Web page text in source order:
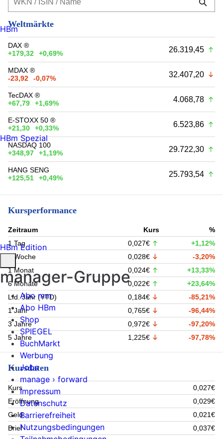
Weltmärkte
DAX ®
+179,32
+0,69% 26.319,45
MDAX ®
-23,92
-0,07% 32.407,20
TecDAX ®
+67,79
+1,69% 4.068,78
E-STOXX 50 ®
+21,30
+0,33% 6.523,86
NASDAQ 100
+348,97
+1,19% 29.722,30
HANG SENG
+125,51
+0,49% 25.793,54
Kursperformance
Zeitraum Kurs
%
1 Tag
0,027€
+1,12%
1 Woche
0,028€
-3,20%
1 Monat
0,024€
+13,33%
6 Monate
0,022€
+23,64%
Lfd. Jahr (YTD)
0,184€
-85,21%
1 Jahr
0,765€
-96,44%
3 Jahre
0,972€
-97,20%
5 Jahre
1,225€ -97,78%
Kursdaten
Kurs
0,027€
Eröffnung
0,029€
Geld
0,021€
Brief
0,037€
HBm
HBm Spezial
HBm Edition
manager-Gruppe
Abo mm
Abo HBm
Shop
SPIEGEL
BuchMarkt
Werbung
Jobs
manage › forward
Impressum
Datenschutz
Barrierefreiheit
Nutzungsbedingungen